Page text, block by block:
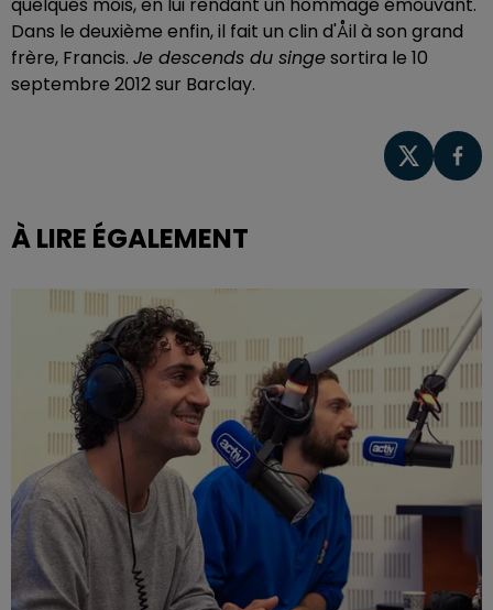
Dans le deuxième enfin, il fait un clin d'Åil à son grand
frère, Francis. Je descends du singesortira le 10
septembre 2012 sur Barclay.
À LIRE ÉGALEMENT